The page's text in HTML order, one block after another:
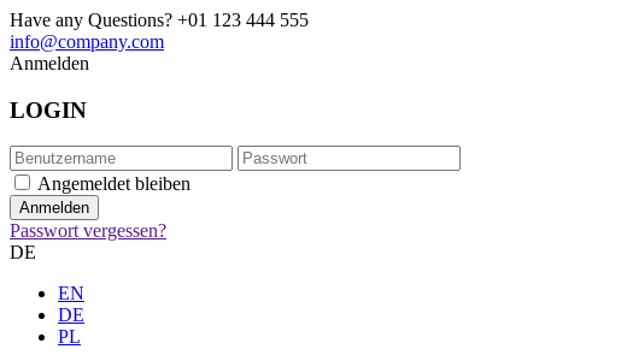
Have any Questions? +01 123 444 555
info@company.com
Anmelden
LOGIN
Angemeldet bleiben
Passwort vergessen?
DE
EN
DE
PL